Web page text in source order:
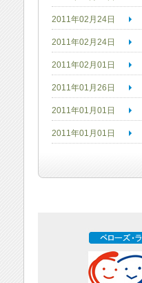
2011年02月24日
2011年02月24日
2011年02月01日
2011年01月26日
2011年01月01日
2011年01月01日